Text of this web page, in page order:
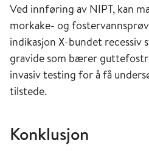
Ved innføring av NIPT, kan
morkake- og
indikasjon X-bundet recessiv
gravide som bærer
invasiv testing for å få
tilstede.
Konklusjon